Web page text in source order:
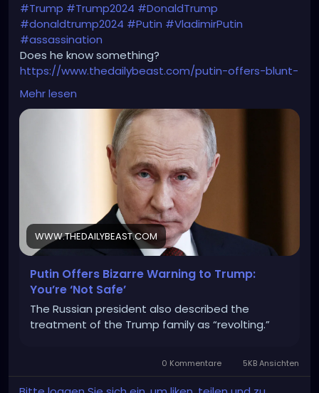
#Trump #Trump2024 #DonaldTrump
#donaldtrump2024 #Putin #VladimirPutin
#assassination
Does he know something?
https://www.thedailybeast.com/putin-offers-blunt-
warning-to-trump-not-safe/
Mehr lesen
WWW.THEDAILYBEAST.COM
Putin Offers Bizarre Warning to Trump:
You’re ‘Not Safe’
The Russian president also described the
treatment of the Trump family as “revolting.”
0 Kommentare 5KB Ansichten